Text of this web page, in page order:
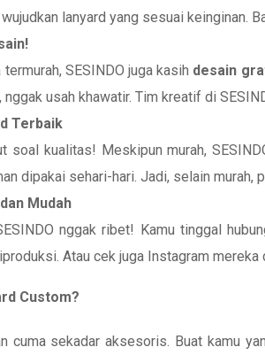
lanyard yang sesuai keinginan.
SESINDO juga kasih desain
usah khawatir. Tim kreatif di
Terbaik
soal kualitas! Meskipun murah,
dipakai sehari-hari. Jadi, selain
Mudah
nggak ribet! Kamu tinggal
Atau cek juga Instagram mereka
Custom?
cuma sekadar aksesoris. Buat kamu